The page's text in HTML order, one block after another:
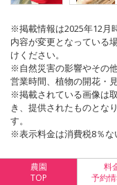
※掲載情報は2025年12月
内容が変更となっている
けください。
※自然災害の影響やその
営業時間、植物の開花・
※掲載されている画像は
き、提供されたものとな
す。
※表示料金は消費税8％な
農園
TOP
料
予約